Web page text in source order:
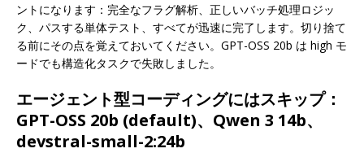
ントになります：完全なフラグ解析、正しいバッチ処理ロジッ
ク、パスする単体テスト、すべてが迅速に完了します。切り捨て
る前にその点を覚えておいてください。GPT-OSS 20b は high モ
ードでも構造化タスクで失敗しました。
エージェント型コーディングにはスキップ：
GPT-OSS 20b (default)、Qwen 3 14b、
devstral-small-2:24b